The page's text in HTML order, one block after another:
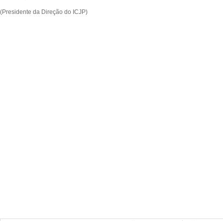
(Presidente da Direção do ICJP)